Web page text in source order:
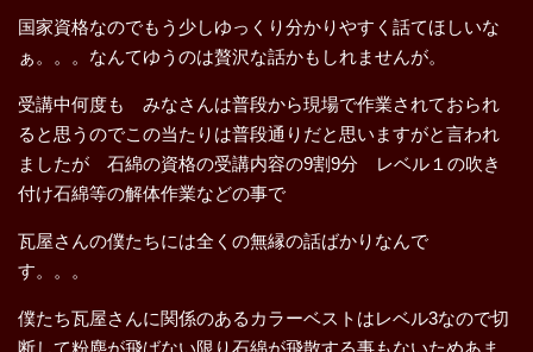
国家資格なのでもう少しゆっくり分かりやすく話てほしいな
ぁ。。。なんてゆうのは贅沢な話かもしれませんが。
受講中何度も みなさんは普段から現場で作業されておられ
ると思うのでこの当たりは普段通りだと思いますがと言われ
ましたが 石綿の資格の受講内容の9割9分 レベル１の吹き
付け石綿等の解体作業などの事で
瓦屋さんの僕たちには全くの無縁の話ばかりなんで
す。。。
僕たち瓦屋さんに関係のあるカラーベストはレベル3なので切
断して粉塵が飛ばない限り石綿が飛散する事もないためあま